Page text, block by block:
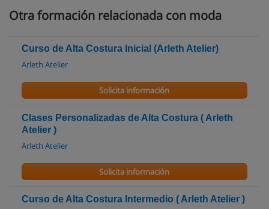
Otra formación relacionada con moda
Curso de Alta Costura Inicial (Arleth Atelier)
Arleth Atelier
Solicita información
Clases Personalizadas de Alta Costura ( Arleth
Atelier )
Arleth Atelier
Solicita información
Curso de Alta Costura Intermedio ( Arleth Atelier )